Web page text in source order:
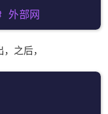
外部网
之后，